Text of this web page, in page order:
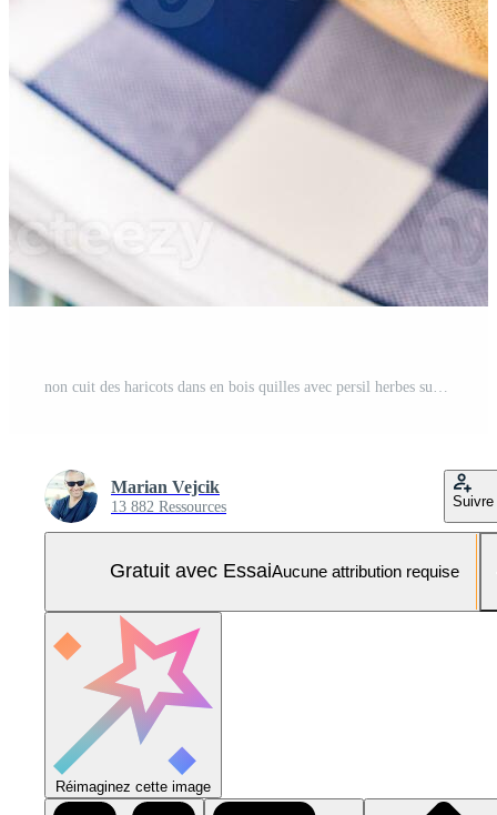
Marian Vejcik
13 882 Ressources Suivre
Gratuit avec EssaiAucune attribution requise
Réimaginez cette image